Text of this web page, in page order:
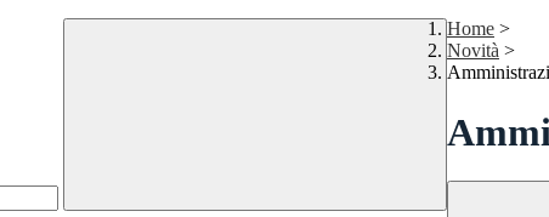
Home >
Novità >